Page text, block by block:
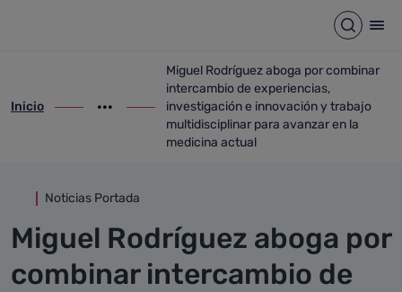
Abrir
ir-a inicio
Inicio
Mostrar opciones del camino de migas
ir-a Miguel Rodríguez aboga por
Miguel Rodríguez aboga por combinar
intercambio de experiencias,
investigación e innovación y trabajo
multidisciplinar para avanzar en la
medicina actual
Noticias Portada
Miguel Rodríguez aboga por
combinar intercambio de